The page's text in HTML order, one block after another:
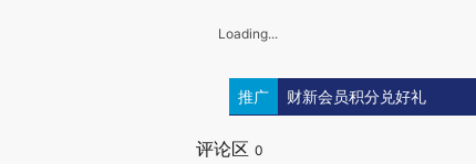
Loading...
推广 财新会员积分兑好礼
评论区 0